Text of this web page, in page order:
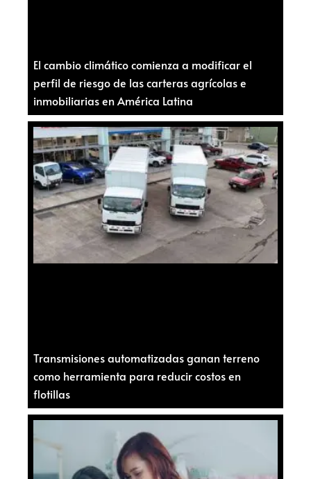
El cambio climático comienza a modificar el
perfil de riesgo de las carteras agrícolas e
inmobiliarias en América Latina
Transmisiones automatizadas ganan terreno
como herramienta para reducir costos en
flotillas